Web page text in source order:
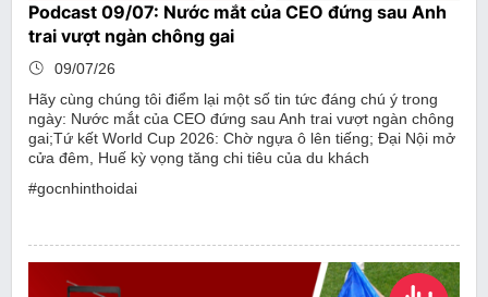
Podcast 09/07: Nước mắt của CEO đứng sau Anh
trai vượt ngàn chông gai
09/07/26
Hãy cùng chúng tôi điểm lại một số tin tức đáng chú ý trong
ngày: Nước mắt của CEO đứng sau Anh trai vượt ngàn chông
gai;Tứ kết World Cup 2026: Chờ ngựa ô lên tiếng; Đại Nội mở
cửa đêm, Huế kỳ vọng tăng chi tiêu của du khách
#gocnhinthoidai